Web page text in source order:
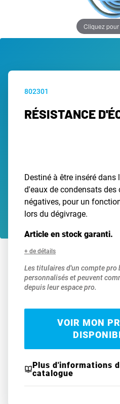
Cliquez
802301
RÉSISTANCE
Destiné à être inséré
d'eaux de condensats
négatives, pour un
lors du dégivrage.
Article en stock garanti.
+ de détails
Les titulaires d'un compte pro
personnalisés et peuvent
depuis leur espace pro.
VOIR MON
Plus d'informations
catalogue